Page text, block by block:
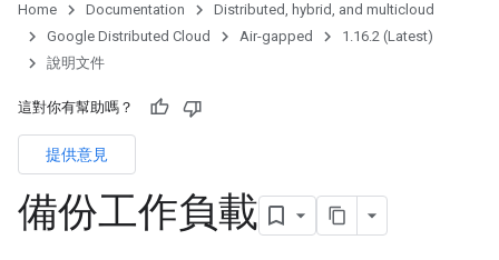
Home Documentation
Distributed, hybrid, and multicloud
Google Distributed Cloud
Air-gapped
1.16.2 (Latest)
說明文件
這對你有幫助嗎？
提供意見
備份工作負載